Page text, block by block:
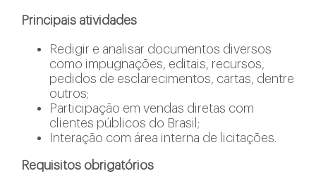
Principais atividades
Redigir e analisar documentos diversos
como impugnações, editais, recursos,
pedidos de esclarecimentos, cartas, dentre
outros;
Participação em vendas diretas com
clientes públicos do Brasil;
Interação com área interna de licitações.
Requisitos obrigatórios